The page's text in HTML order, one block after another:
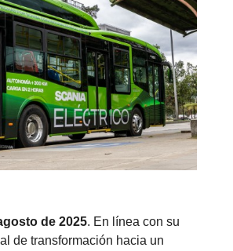
de 2025. En línea con su
de transformación hacia un